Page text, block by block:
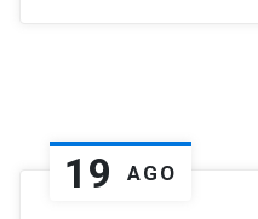
19 AGO